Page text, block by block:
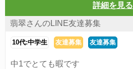
詳細を見る
翡翠さんのLINE友達募集
10代:中学生 友達募集 友達募集
中1でとても暇です